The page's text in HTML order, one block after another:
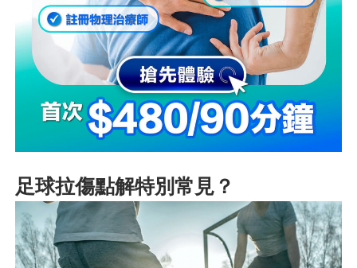
足球拉傷點解特別常見？